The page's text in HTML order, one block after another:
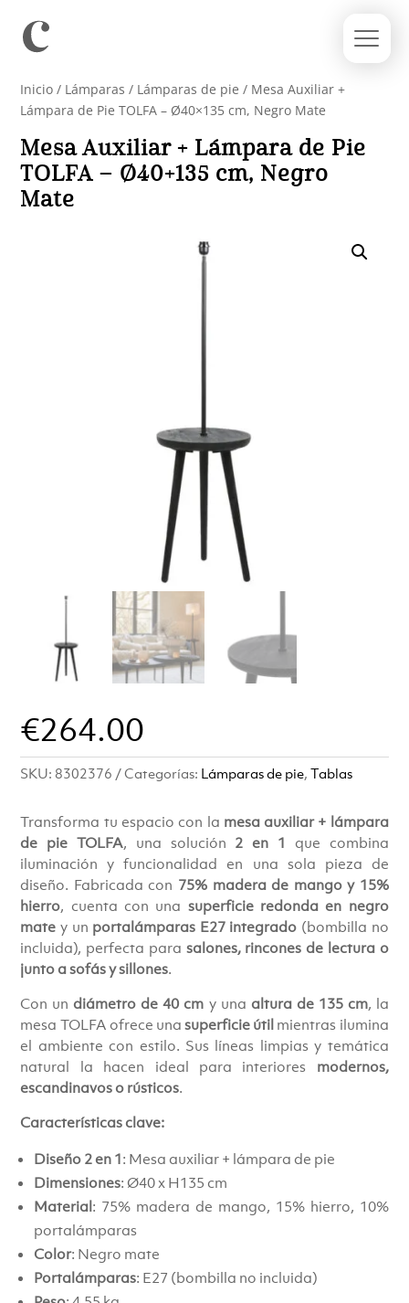
Inicio / Lámparas / Lámparas de pie / Mesa Auxiliar +
Lámpara de Pie TOLFA – Ø40×135 cm, Negro Mate
Mesa Auxiliar + Lámpara de Pie
TOLFA – Ø40×135 cm, Negro
Mate
€264.00
SKU: 8302376 Categorías: Lámparas de pie,Tablas
Transforma tu espacio con la mesa auxiliar + lámpara
de pie TOLFA, una solución 2 en 1
que combina
iluminación y funcionalidad en una sola pieza de
diseño. Fabricada con 75% madera de mango y 15%
hierro, cuenta con una superficie redonda en negro
mate y un portalámparas E27 integrado (bombilla no
incluida), perfecta para salones, rincones de lectura o
junto a sofás y sillones.
Con un diámetro de 40 cm y una altura de 135 cm, la
mesa TOLFA ofrece unasuperficie útil mientras ilumina
el ambiente con estilo. Sus líneas limpias y temática
natural la hacen ideal para interiores modernos,
escandinavos o rústicos.
Características clave:
Diseño 2 en 1: Mesa auxiliar + lámpara de pie
Dimensiones: Ø40 x H135 cm
Material: 75% madera de mango, 15% hierro, 10%
portalámparas
Color: Negro mate
Portalámparas: E27 (bombilla no incluida)